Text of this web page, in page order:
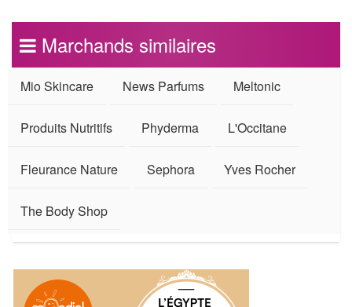
Marchands similaires
Mio Skincare News Parfums Meltonic
Produits Nutritifs Phyderma L'Occitane
Fleurance Nature Sephora Yves Rocher
The Body Shop